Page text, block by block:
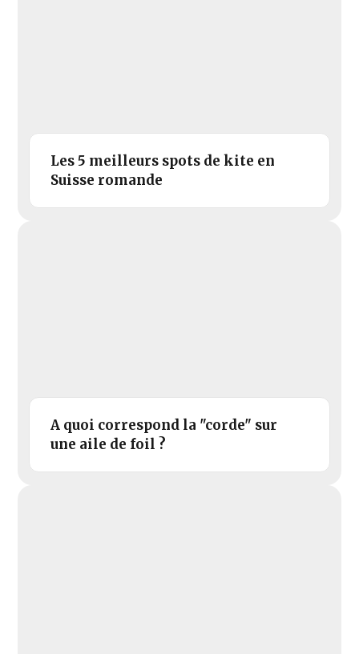
Les 5 meilleurs spots de kite en
Suisse romande
A quoi correspond la "corde" sur
une aile de foil ?